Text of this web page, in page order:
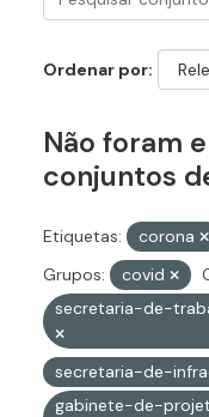
Ordenar por
Não foram
conjuntos
Etiquetas: corona
Grupos:
covid
secretaria-de-
secretaria-de-
gabinete-de-